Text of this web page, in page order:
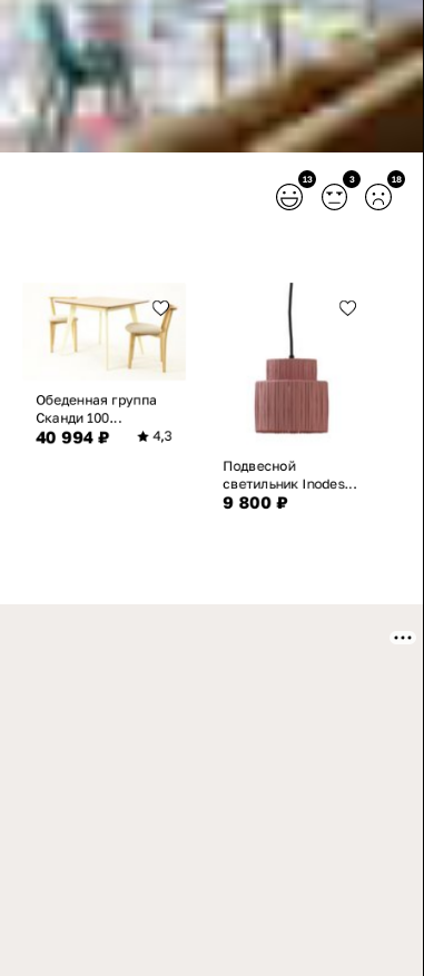
13 3 18
Обеденная группа
Сканди 100...
40 994 ₽
4,3
Подвесной
светильник Inodes...
9 800 ₽